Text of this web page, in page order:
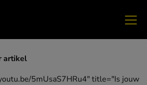
artikel
5mUsaS7HRu4" title="Is jouw